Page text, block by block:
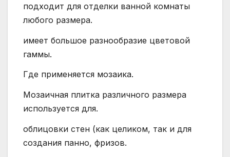
подходит для отделки ванной комнаты
любого размера.
имеет большое разнообразие цветовой
гаммы.
Где применяется мозаика.
Мозаичная плитка различного размера
используется для.
облицовки стен (как целиком, так и для
создания панно, фризов.